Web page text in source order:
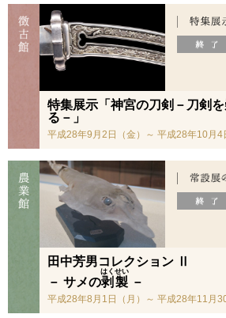
特集展示「神宮の刀剣－刀剣
る－」
平成28年9月2日（金）～ 平成28年10月4
田中芳男コレクション Ⅱ
－ サメの剥製
はくせい
－
平成28年8月1日（月）～ 平成28年11月30